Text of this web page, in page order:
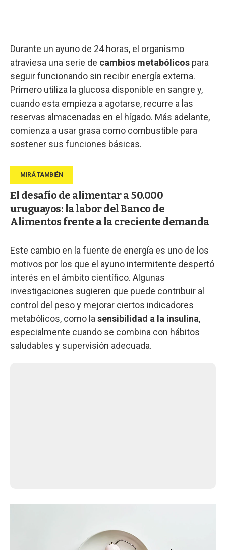
Durante un ayuno de 24 horas, el organismo
atraviesa una serie de cambios metabólicos para
seguir funcionando sin recibir energía externa.
Primero utiliza la glucosa disponible en sangre y,
cuando esta empieza a agotarse, recurre a las
reservas almacenadas en el hígado. Más adelante,
comienza a usar grasa como combustible para
sostener sus funciones básicas.
El desafío de alimentar a 50.000
uruguayos: la labor del Banco de
Alimentos frente a la creciente demanda
Este cambio en la fuente de energía es uno de los
motivos por los que el ayuno intermitente despertó
interés en el ámbito científico. Algunas
investigaciones sugieren que puede contribuir al
control del peso y mejorar ciertos indicadores
metabólicos, como la sensibilidad a la insulina,
especialmente cuando se combina con hábitos
saludables y supervisión adecuada.